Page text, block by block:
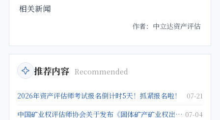
相关新闻
作者：中立达资产评估
推荐内容 Recommended
2026年资产评估师考试报名倒计时5天！抓紧报名啦！ 07-21
中国矿业权评估师协会关于发布《固体矿产矿业权出让底价评估应用指南》的公告 07-04